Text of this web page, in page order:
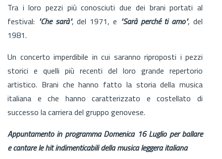
Tra i loro pezzi più conosciuti due dei brani portati al
festival: "Che sarà", del 1971, e "Sarà perché ti amo", del
1981.
Un concerto imperdibile in cui saranno riproposti i pezzi
storici e quelli più recenti del loro grande repertorio
artistico. Brani che hanno fatto la storia della musica
italiana e che hanno caratterizzato e costellato di
successo la carriera del gruppo genovese.
Appuntamento in programma Domenica 16 Luglio per ballare
e cantare le hit indimenticabili della musica leggera italiana